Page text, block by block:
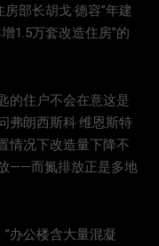
部长胡戈·德容”年建
1.5万套改造住房”的
的住户不会在意这是
弗朗西斯科·维恩斯特
情况下改造量下降不
——而氮排放正是多地
办公楼含大量混凝